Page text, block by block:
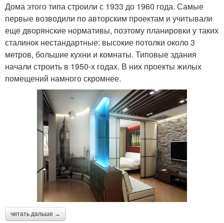
Дома этого типа строили с 1933 до 1960 года. Самые
первые возводили по авторским проектам и учитывали
еще дворянские нормативы, поэтому планировки у таких
сталинок нестандартные: высокие потолки около 3
метров, большие кухни и комнаты. Типовые здания
начали строить в 1950-х годах. В них проекты жилых
помещений намного скромнее.
читать дальше →